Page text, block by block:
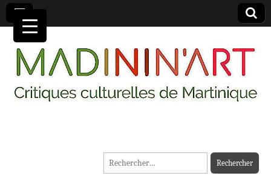
MADININ'ART
Rechercher :